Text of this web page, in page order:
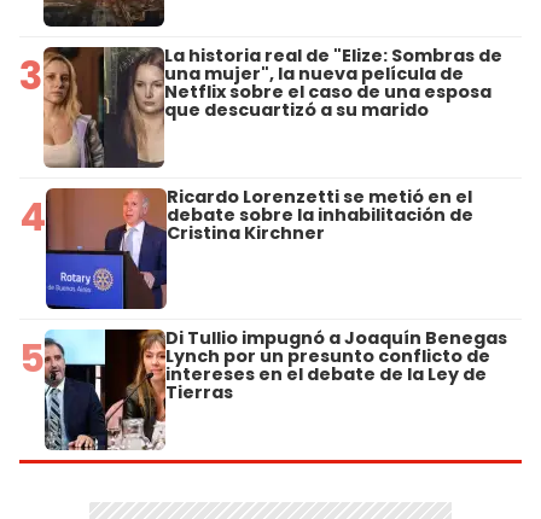
3 La historia real de "Elize: Sombras de
una mujer", la nueva película de
Netflix sobre el caso de una esposa
que descuartizó a su marido
4 Ricardo Lorenzetti se metió en el
debate sobre la inhabilitación de
Cristina Kirchner
5 Di Tullio impugnó a Joaquín Benegas
Lynch por un presunto conflicto de
intereses en el debate de la Ley de
Tierras